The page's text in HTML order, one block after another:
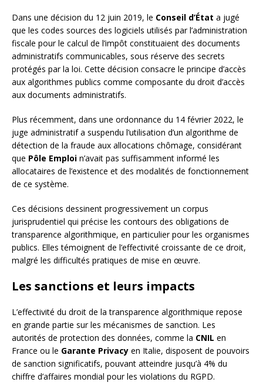
Dans une décision du 12 juin 2019, le Conseil d’État a jugé
que les codes sources des logiciels utilisés par l’administration
fiscale pour le calcul de l’impôt constituaient des documents
administratifs communicables, sous réserve des secrets
protégés par la loi. Cette décision consacre le principe d’accès
aux algorithmes publics comme composante du droit d’accès
aux documents administratifs.
Plus récemment, dans une ordonnance du 14 février 2022, le
juge administratif a suspendu l’utilisation d’un algorithme de
détection de la fraude aux allocations chômage, considérant
que Pôle Emploi n’avait pas suffisamment informé les
allocataires de l’existence et des modalités de fonctionnement
de ce système.
Ces décisions dessinent progressivement un corpus
jurisprudentiel qui précise les contours des obligations de
transparence algorithmique, en particulier pour les organismes
publics. Elles témoignent de l’effectivité croissante de ce droit,
malgré les difficultés pratiques de mise en œuvre.
Les sanctions et leurs impacts
L’effectivité du droit de la transparence algorithmique repose
en grande partie sur les mécanismes de sanction. Les
autorités de protection des données, comme la CNIL en
France ou le Garante Privacy en Italie, disposent de pouvoirs
de sanction significatifs, pouvant atteindre jusqu’à 4% du
chiffre d’affaires mondial pour les violations du RGPD.